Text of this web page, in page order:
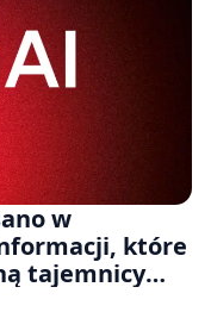
w
które
tajemnicy